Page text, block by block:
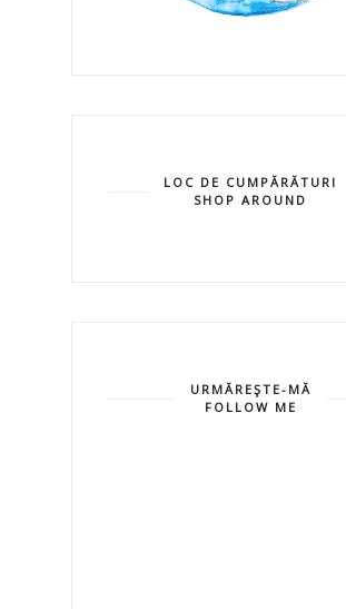
LOC DE CUMPĂRĂTURI
SHOP AROUND
URMĂREŞTE-MĂ
FOLLOW ME